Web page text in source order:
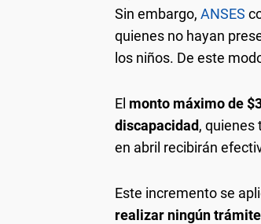
Sin embargo, ANSES
quienes no hayan
los niños. De este
El monto máximo de
discapacidad, quienes
en abril recibirán
Este incremento se
realizar ningún